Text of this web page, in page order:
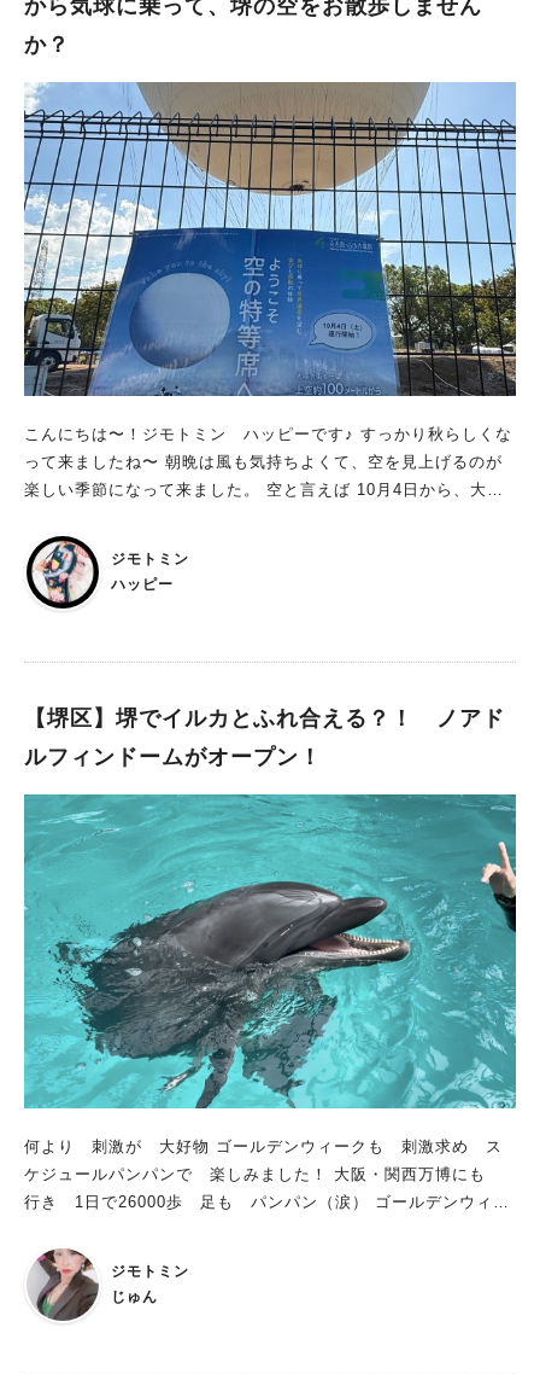
そして復興していった道のりを紹介する展示です。 また、高度
経済成長期に発展した堺の様子も見ることができます。 戦後の
感じられるでしょう。 主な展示内容 第1章 昭和初期の堺の姿
第2章 消えゆく街の姿を残せ 第3章 不死鳥（フェニックス）
のはばたき 第4章 記録画でたどるあたらしい堺 「堺市博物館
再始動－サンクス・イベント－」も！ 4月1日(水)～5日(日)に
は、開館特別イベントも開催されます！ ふとん太鼓新作映像の
トークイベントや、展示解説、ハニワ部長たちとの撮影会など、
盛りだくさんの内容です。 詳しくは、堺市のＨＰをチェックし
てくださいね。 再始動した堺市博物館へ！ 長期休館を経て、再
開館する“堺市博物館”。 再び、私たちに様々な体験をさせてくれ
ることでしょう！ サンクス・イベントもありますので、再オー
プンのタイミングで遊びに行ってみてくださいね。 ※画像は全
から気球に乗って、堺の空をお散歩しません
か？
こんにちは〜！ジモトミン ハッピーです♪ すっかり秋らしくな
って来ましたね〜 朝晩は風も気持ちよくて、空を見上げるのが
楽しい季節になって来ました。 空と言えば 10月4日から、大仙
みや仁徳天皇陵古墳を始めとする世界遺産・百舌鳥古墳群などを
空の上から眺めてみませんか？ 【おおさか堺バルーン】 都市部
で運行する唯一ヘリウム型気球体験
ジモトミン
ハッピー
【堺区】堺でイルカとふれ合える？！ ノアド
ルフィンドームがオープン！
何より 刺激が 大好物 ゴールデンウィークも 刺激求め ス
ケジュールパンパンで 楽しみました！ 大阪・関西万博にも
行き 1日で26000歩 足も パンパン（涙） ゴールデンウィー
こんな私も 満足できる 刺激＆癒しの施設 2025年3月25日
ジモトミン
じゅん